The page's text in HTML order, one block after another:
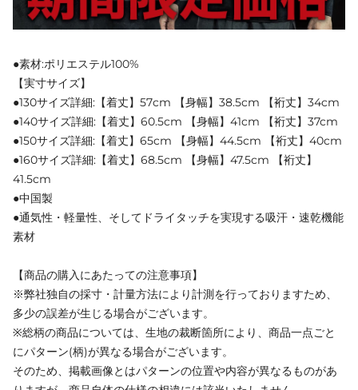
●素材:ポリエステル100%
【実寸サイズ】
●130サイズ詳細:【着丈】57cm 【身幅】38.5cm 【裄丈】34cm
●140サイズ詳細:【着丈】60.5cm 【身幅】41cm 【裄丈】37cm
●150サイズ詳細:【着丈】65cm 【身幅】44.5cm 【裄丈】40cm
●160サイズ詳細:【着丈】68.5cm 【身幅】47.5cm 【裄丈】
41.5cm
●中国製
●通気性・軽量性、そしてドライタッチを実現する吸汗・速乾機能
素材
【商品の購入にあたっての注意事項】
※弊社独自の採寸・計量方法により計測を行っておりますため、
多少の誤差が生じる場合がございます。
※総柄の商品については、生地の裁断箇所により、商品一点ごと
にパターン(柄)が異なる場合がございます。
そのため、掲載画像とはパターンの位置や内容が異なるものがあ